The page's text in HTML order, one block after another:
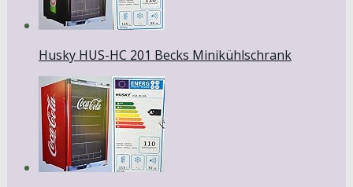
Husky HUS-HC 201 Becks Minikühlschrank